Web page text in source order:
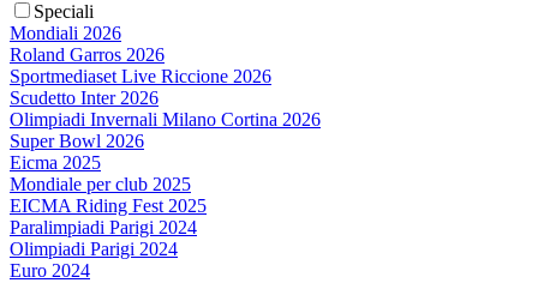
Speciali
Mondiali 2026
Roland Garros 2026
Sportmediaset Live Riccione 2026
Scudetto Inter 2026
Olimpiadi Invernali Milano Cortina 2026
Super Bowl 2026
Eicma 2025
Mondiale per club 2025
EICMA Riding Fest 2025
Paralimpiadi Parigi 2024
Olimpiadi Parigi 2024
Euro 2024